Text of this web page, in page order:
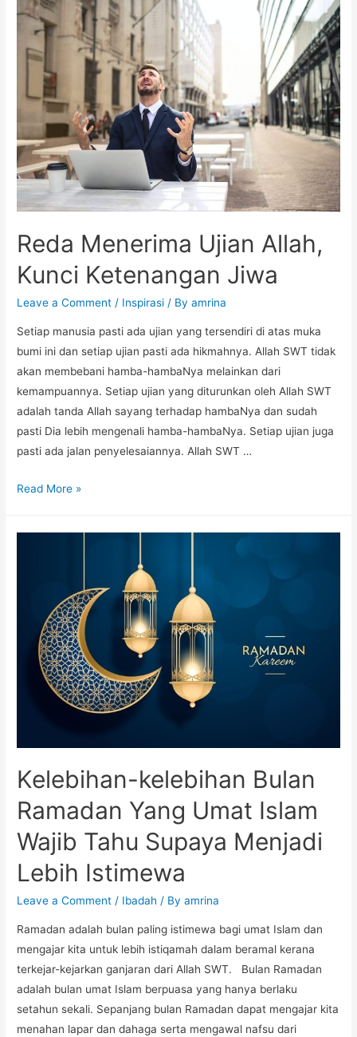
Reda Menerima Ujian Allah,
Kunci Ketenangan Jiwa
Leave a Comment / Inspirasi / Byamrina
Setiap manusia pasti ada ujian yang tersendiri di atas muka
bumi ini dan setiap ujian pasti ada hikmahnya. Allah SWT tidak
akan membebani hamba-hambaNya melainkan dari
kemampuannya. Setiap ujian yang diturunkan oleh Allah SWT
adalah tanda Allah sayang terhadap hambaNya dan sudah
pasti Dia lebih mengenali hamba-hambaNya. Setiap ujian juga
pasti ada jalan penyelesaiannya. Allah SWT …
Read More »
Kelebihan-kelebihan Bulan
Ramadan Yang Umat Islam
Wajib Tahu Supaya Menjadi
Lebih Istimewa
Leave a Comment / Ibadah / Byamrina
Ramadan adalah bulan paling istimewa bagi umat Islam dan
mengajar kita untuk lebih istiqamah dalam beramal kerana
terkejar-kejarkan ganjaran dari Allah SWT. Bulan Ramadan
adalah bulan umat Islam berpuasa yang hanya berlaku
setahun sekali. Sepanjang bulan Ramadan dapat mengajar kita
menahan lapar dan dahaga serta mengawal nafsu dari